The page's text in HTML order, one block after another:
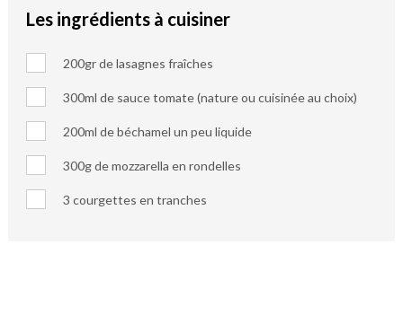
Les ingrédients à cuisiner
200gr de lasagnes fraîches
300ml de sauce tomate (nature ou cuisinée au choix)
200ml de béchamel un peu liquide
300g de mozzarella en rondelles
3 courgettes en tranches